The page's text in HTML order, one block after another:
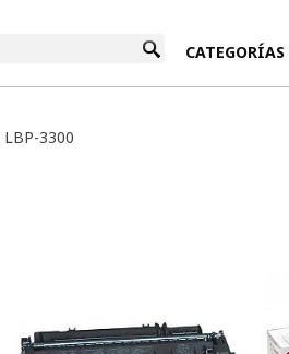
INICIO CATEGORÍAS
LBP-3300